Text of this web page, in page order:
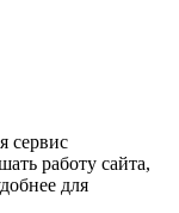
сервис
работу сайта,
для